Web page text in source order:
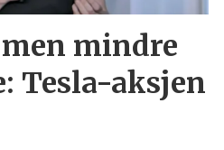
mindre
Tesla-aksjen